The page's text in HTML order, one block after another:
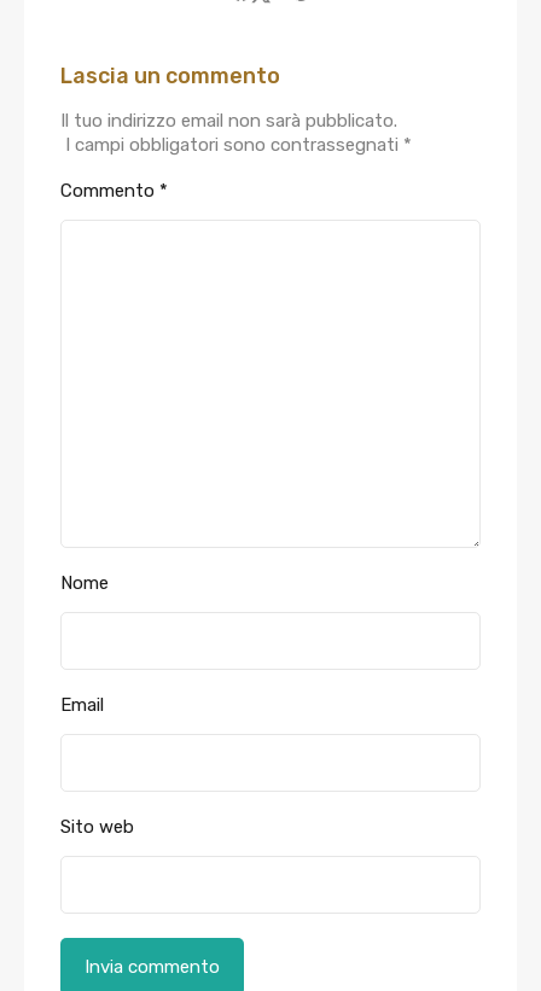
Lascia un commento
Il tuo indirizzo email non sarà pubblicato.
I campi obbligatori sono contrassegnati *
Commento *
Nome
Email
Sito web